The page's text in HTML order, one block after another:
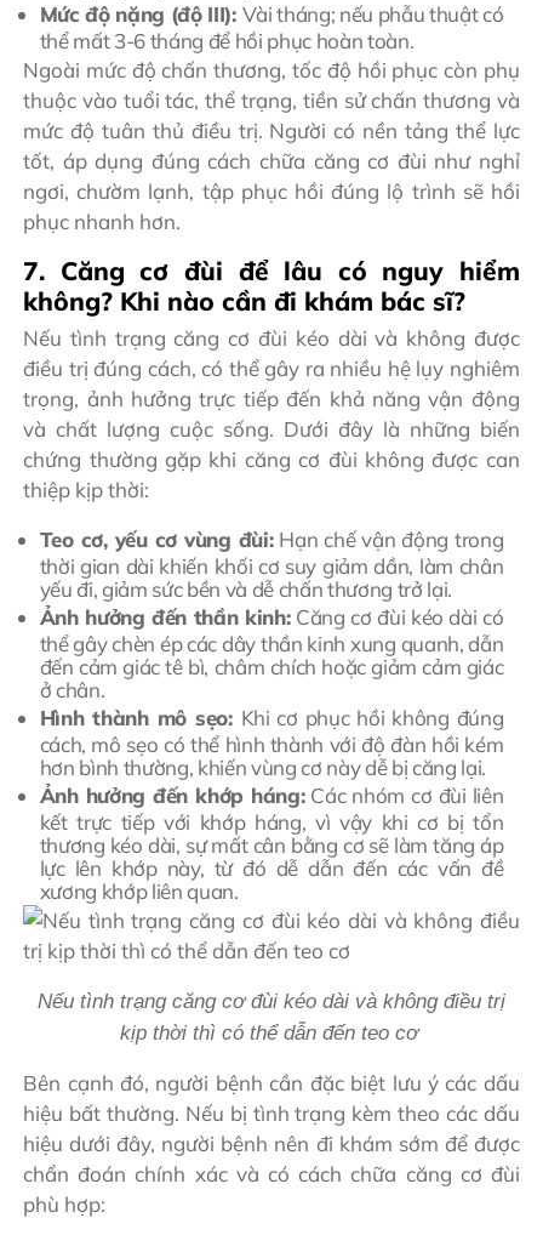
Mức độ nặng (độ III): Vài tháng; nếu phẫu thuật có
thể mất 3-6 tháng để hồi phục hoàn toàn.
Ngoài mức độ chấn thương, tốc độ hồi phục còn phụ
thuộc vào tuổi tác, thể trạng, tiền sử chấn thương và
mức độ tuân thủ điều trị. Người có nền tảng thể lực
tốt, áp dụng đúng cách chữa căng cơ đùi như nghỉ
ngơi, chườm lạnh, tập phục hồi đúng lộ trình sẽ hồi
phục nhanh hơn.
7. Căng cơ đùi để lâu có nguy hiểm
không? Khi nào cần đi khám bác sĩ?
Nếu tình trạng căng cơ đùi kéo dài và không được
điều trị đúng cách, có thể gây ra nhiều hệ lụy nghiêm
trọng, ảnh hưởng trực tiếp đến khả năng vận động
và chất lượng cuộc sống. Dưới đây là những biến
chứng thường gặp khi căng cơ đùi không được can
thiệp kịp thời:
Teo cơ, yếu cơ vùng đùi:Hạn chế vận động trong
thời gian dài khiến khối cơ suy giảm dần, làm chân
yếu đi, giảm sức bền và dễ chấn thương trở lại.
Ảnh hưởng đến thần kinh:Căng cơ đùi kéo dài có
thể gây chèn ép các dây thần kinh xung quanh, dẫn
đến cảm giác tê bì, châm chích hoặc giảm cảm giác
ở chân.
Hình thành mô sẹo: Khi cơ phục hồi không đúng
cách, mô sẹo có thể hình thành với độ đàn hồi kém
hơn bình thường, khiến vùng cơ này dễ bị căng lại.
Ảnh hưởng đến khớp háng:Các nhóm cơ đùi liên
kết trực tiếp với khớp háng, vì vậy khi cơ bị tổn
thương kéo dài, sự mất cân bằng cơ sẽ làm tăng áp
lực lên khớp này, từ đó dễ dẫn đến các vấn đề
xương khớp liên quan.
Nếu tình trạng căng cơ đùi kéo dài và không điều trị
kịp thời thì có thể dẫn đến teo cơ
Bên cạnh đó, người bệnh cần đặc biệt lưu ý các dấu
hiệu bất thường. Nếu bị tình trạng kèm theo các dấu
hiệu dưới đây, người bệnh nên đi khám sớm để được
chẩn đoán chính xác và có cách chữa căng cơ đùi
phù hợp: